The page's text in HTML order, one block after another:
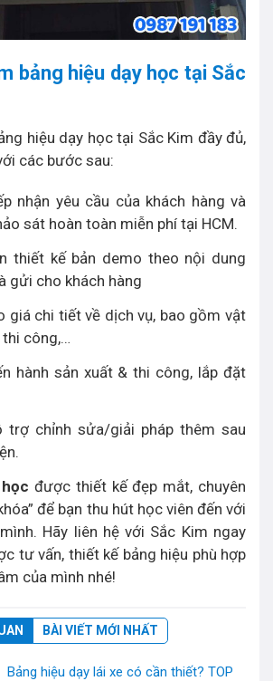
bảng hiệu dạy học tại Sắc
hiệu dạy học tại Sắc Kim đầy đủ,
các bước sau:
nhận yêu cầu của khách hàng và
sát hoàn toàn miễn phí tại HCM.
thiết kế bản demo theo nội dung
gửi cho khách hàng
giá chi tiết về dịch vụ, bao gồm vật
công,…
hành sản xuất & thi công, lắp đặt
trợ chỉnh sửa/giải pháp thêm sau
được thiết kế đẹp mắt, chuyên
để bạn thu hút học viên đến với
Hãy liên hệ với Sắc Kim ngay
tư vấn, thiết kế bảng hiệu phù hợp
của mình nhé!
BÀI VIẾT MỚI NHẤT
Bảng hiệu dạy lái xe có cần thiết? TOP